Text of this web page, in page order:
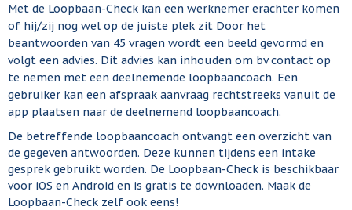
Met de Loopbaan-Check kan een werknemer erachter komen
of hij/zij nog wel op de juiste plek zit Door het
beantwoorden van 45 vragen wordt een beeld gevormd en
volgt een advies. Dit advies kan inhouden om bv contact op
te nemen met een deelnemende loopbaancoach. Een
gebruiker kan een afspraak aanvraag rechtstreeks vanuit de
app plaatsen naar de deelnemend loopbaancoach.
De betreffende loopbaancoach ontvangt een overzicht van
de gegeven antwoorden. Deze kunnen tijdens een intake
gesprek gebruikt worden. De Loopbaan-Check is beschikbaar
voor iOS en Android en is gratis te downloaden. Maak de
Loopbaan-Check zelf ook eens!